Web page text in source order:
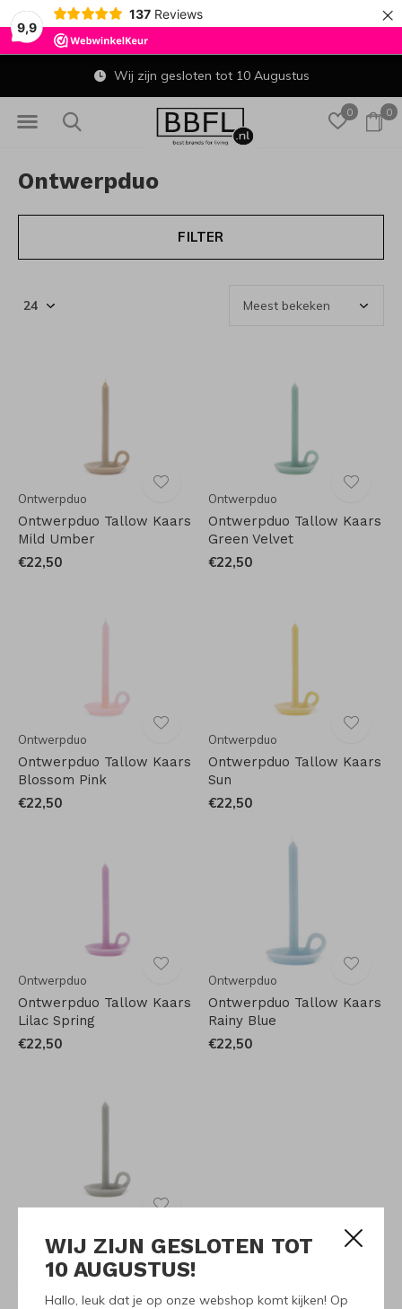
9,9
137 Reviews ×
WIJ ZIJN GESLOTEN TOT
10 AUGUSTUS!
Hallo, leuk dat je op onze webshop komt kijken! Op
0 0
Wij zijn gesloten tot 10 Augustus
Ontwerpduo
FILTER
Ontwerpduo
Ontwerpduo Tallow Kaars
Mild Umber
€22,50
Ontwerpduo
Ontwerpduo Tallow Kaars
Green Velvet
€22,50
Ontwerpduo
Ontwerpduo Tallow Kaars
Blossom Pink
€22,50
Ontwerpduo
Ontwerpduo Tallow Kaars
Sun
€22,50
Ontwerpduo
Ontwerpduo Tallow Kaars
Lilac Spring
€22,50
Ontwerpduo
Ontwerpduo Tallow Kaars
Rainy Blue
€22,50
Ontwerpduo Tallow Kaars
Soft Grey